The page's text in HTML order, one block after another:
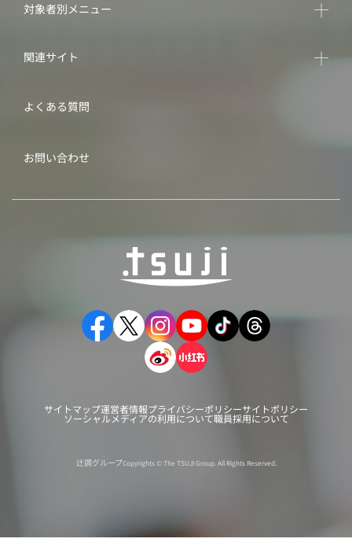
対象者別メニュー
関連サイト
よくある質問
お問い合わせ
サイトマップ運営者情報プライバシーポリシーサイトポリシー
ソーシャルメディアの利用について職員採用について
辻調グループCopyrights © The TSUJI Group. All Rights Reserved.